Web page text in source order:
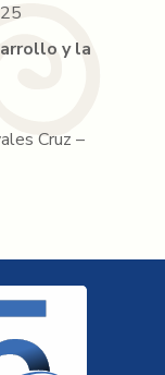
y la
Cruz –